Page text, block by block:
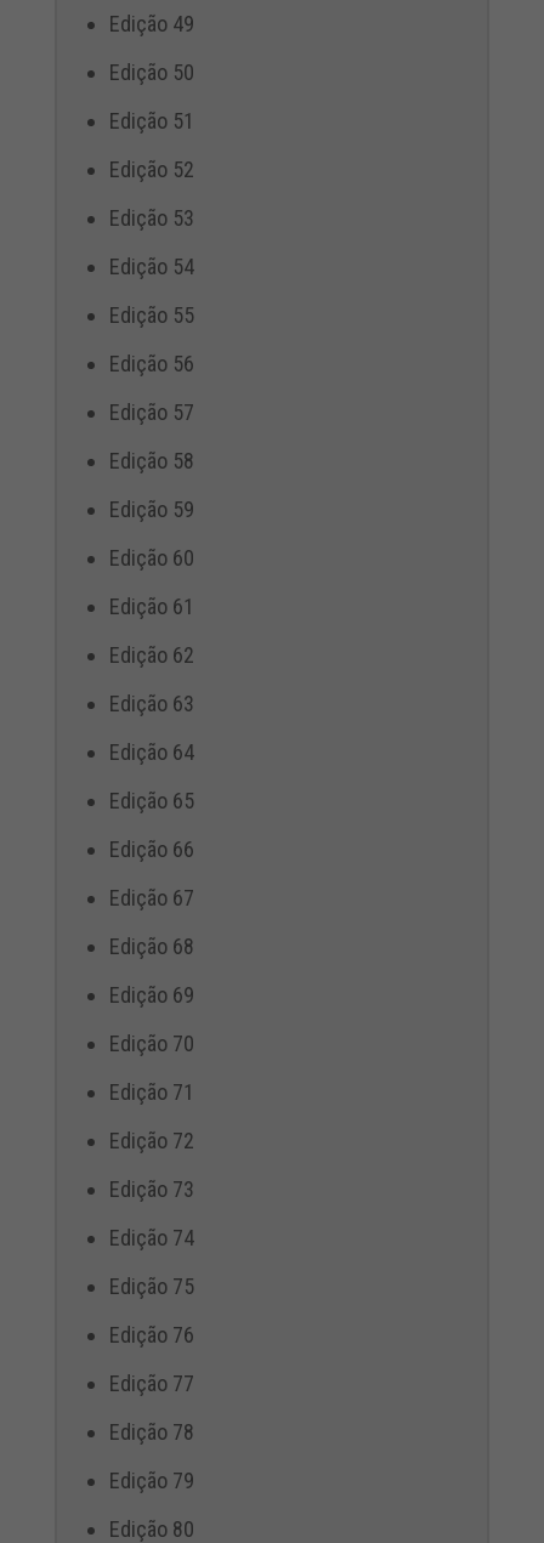
Edição 49
Edição 50
Edição 51
Edição 52
Edição 53
Edição 54
Edição 55
Edição 56
Edição 57
Edição 58
Edição 59
Edição 60
Edição 61
Edição 62
Edição 63
Edição 64
Edição 65
Edição 66
Edição 67
Edição 68
Edição 69
Edição 70
Edição 71
Edição 72
Edição 73
Edição 74
Edição 75
Edição 76
Edição 77
Edição 78
Edição 79
Edição 80